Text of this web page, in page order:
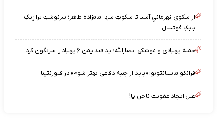
از سکوی قهرمانیِ آسیا تا سکوتِ سردِ امامزاده طاهر؛ سرنوشتِ تراژیکِ
بابکِ فوتسال.
حمله پهپادی و موشکی انصارالله؛ پدافند یمن ۶ پهپاد را سرنگون کرد
فرانکو ماستانتونو: «باید از جنبه دفاعی بهتر شوم» در فیورنتینا
علل ایجاد عفونت ناخن پا!